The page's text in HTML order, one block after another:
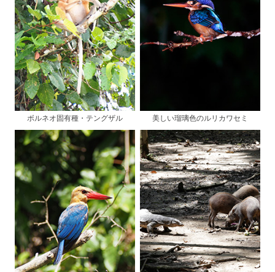
ボルネオ固有種・テングザル 美しい瑠璃色のルリカワセミ